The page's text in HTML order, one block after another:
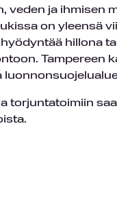
veden ja ihmisen
on yleensä
hillona
Tampereen
torjuntatoimiin